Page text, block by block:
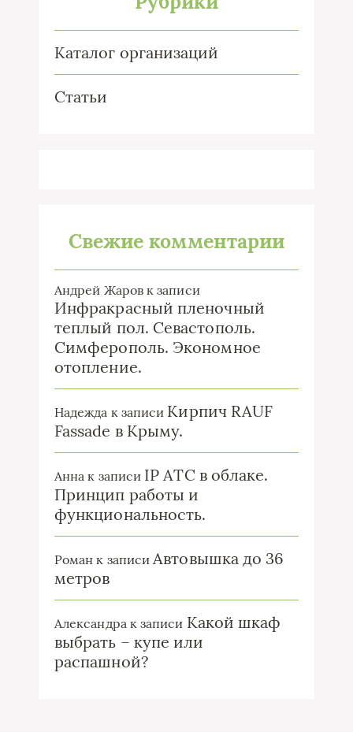
Каталог организаций
Статьи
Свежие комментарии
Андрей Жаровк записи
Инфракрасный пленочный
теплый пол. Севастополь.
Симферополь. Экономное
отопление.
Надежда к записи Кирпич RAUF
Fassade в Крыму.
Анна к записи IP ATC в облаке.
Принцип работы и
функциональность.
Роман к записиАвтовышка до 36
метров
Александрак записи Какой шкаф
выбрать – купе или
распашной?